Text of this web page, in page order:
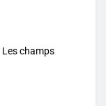
Les champs